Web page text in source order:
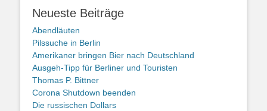
Neueste Beiträge
Abendläuten
Pilssuche in Berlin
Amerikaner bringen Bier nach Deutschland
Ausgeh-Tipp für Berliner und Touristen
Thomas P. Bittner
Corona Shutdown beenden
Die russischen Dollars